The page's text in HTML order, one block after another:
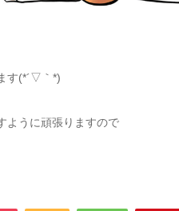
す(*´▽｀*)
ように頑張りますので